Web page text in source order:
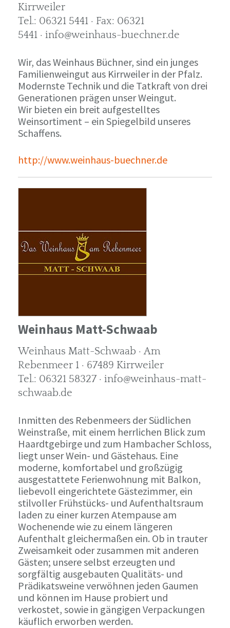
Kirrweiler
Tel.: 06321 5441 · Fax: 06321
5441 · info@weinhaus-buechner.de
Wir, das Weinhaus Büchner, sind ein junges
Familienweingut aus Kirrweiler in der Pfalz.
Modernste Technik und die Tatkraft von drei
Generationen prägen unser Weingut.
Wir bieten ein breit aufgestelltes
Weinsortiment – ein Spiegelbild unseres
Schaffens.
http://www.weinhaus-buechner.de
Weinhaus Matt-Schwaab
Weinhaus Matt-Schwaab · Am
Rebenmeer 1 · 67489 Kirrweiler
Tel.: 06321 58327 · info@weinhaus-matt-
schwaab.de
Inmitten des Rebenmeers der Südlichen
Weinstraße, mit einem herrlichen Blick zum
Haardtgebirge und zum Hambacher Schloss,
liegt unser Wein- und Gästehaus. Eine
moderne, komfortabel und großzügig
ausgestattete Ferienwohnung mit Balkon,
liebevoll eingerichtete Gästezimmer, ein
stilvoller Frühstücks- und Aufenthaltsraum
laden zu einer kurzen Atempause am
Wochenende wie zu einem längeren
Aufenthalt gleichermaßen ein. Ob in trauter
Zweisamkeit oder zusammen mit anderen
Gästen; unsere selbst erzeugten und
sorgfältig ausgebauten Qualitäts- und
Prädikatsweine verwöhnen jeden Gaumen
und können im Hause probiert und
verkostet, sowie in gängigen Verpackungen
käuflich erworben werden.